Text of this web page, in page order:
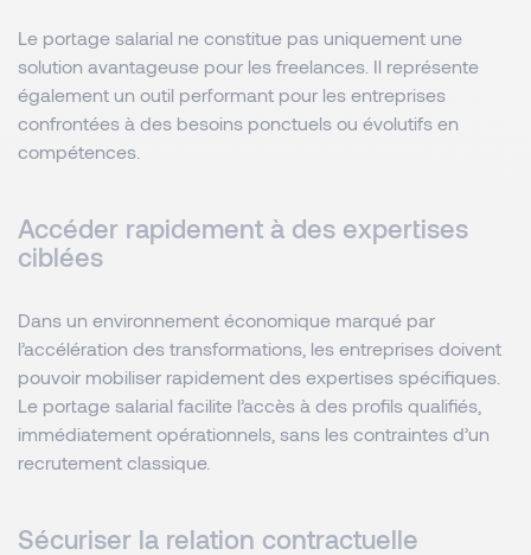
Le portage salarial ne constitue pas uniquement une
solution avantageuse pour les freelances. Il représente
également un outil performant pour les entreprises
confrontées à des besoins ponctuels ou évolutifs en
compétences.
Accéder rapidement à des expertises
ciblées
Dans un environnement économique marqué par
l’accélération des transformations, les entreprises doivent
pouvoir mobiliser rapidement des expertises spécifiques.
Le portage salarial facilite l’accès à des profils qualifiés,
immédiatement opérationnels, sans les contraintes d’un
recrutement classique.
Sécuriser la relation contractuelle